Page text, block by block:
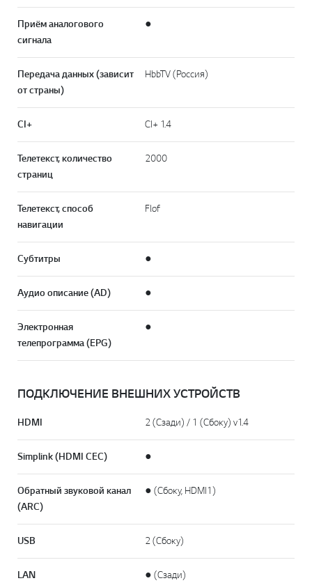
Приём аналогового
сигнала
●
Передача данных (зависит
от страны)
HbbTV (Россия)
CI+ CI+ 1.4
Телетекст, количество
страниц
2000
Телетекст, способ
навигации
Flof
Субтитры ●
Аудио описание (AD) ●
Электронная
телепрограмма (EPG)
●
ПОДКЛЮЧЕНИЕ ВНЕШНИХ УСТРОЙСТВ
HDMI 2 (Сзади) / 1 (Сбоку) v1.4
Simplink (HDMI CEC) ●
Обратный звуковой канал
(ARC)
● (Сбоку, HDMI1)
USB 2 (Сбоку)
LAN ● (Сзади)